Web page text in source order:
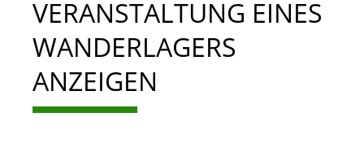
VERANSTALTUNG EINES
WANDERLAGERS
ANZEIGEN